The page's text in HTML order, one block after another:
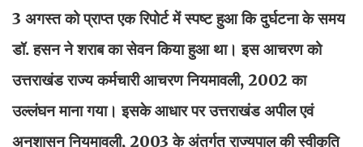
3 अगस्त को प्राप्त एक रिपोर्ट में स्पष्ट हुआ कि दुर्घटना के समय
डॉ. हसन ने शराब का सेवन किया हुआ था। इस आचरण को
उत्तराखंड राज्य कर्मचारी आचरण नियमावली, 2002 का
उल्लंघन माना गया। इसके आधार पर उत्तराखंड अपील एवं
अनुशासन नियमावली, 2003 के अंतर्गत राज्यपाल की स्वीकृति